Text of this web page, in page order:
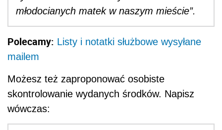
młodocianych matek w naszym mieście”.
Polecamy: Listy i notatki służbowe wysyłane
mailem
Możesz też zaproponować osobiste
skontrolowanie wydanych środków. Napisz
wówczas: